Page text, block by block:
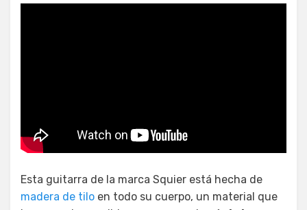
Esta guitarra de la marca Squier está hecha de
madera de tilo en todo su cuerpo, un material que